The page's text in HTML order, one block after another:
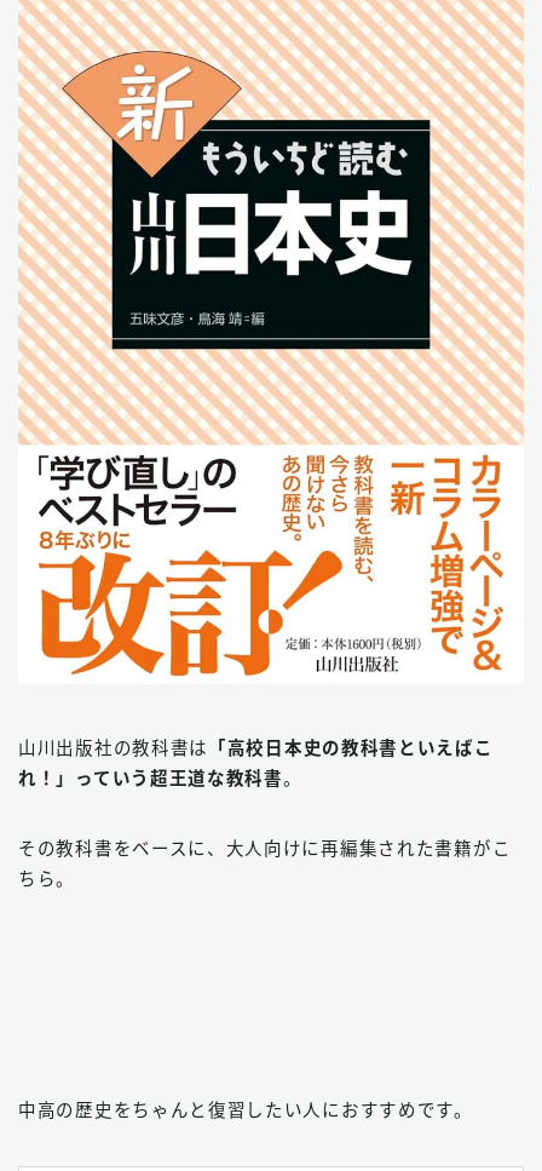
山川出版社の教科書は
「高校日本史の教科書といえばこ
れ！」っていう超王道な教科書。
その教科書をベースに、大人向けに再編集された書籍がこ
ちら。
中高の歴史をちゃんと復習したい人におすすめです。